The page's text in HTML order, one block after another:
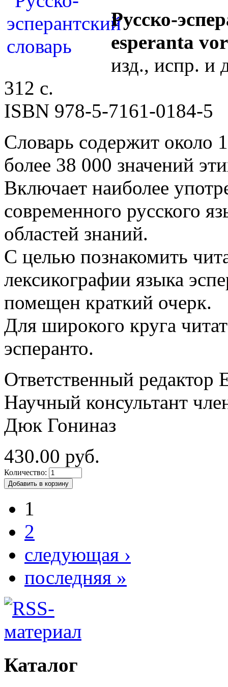
Русско-
esperanta
изд., испр.
312 с.
ISBN 978-5-7161-0184-5
Словарь содержит около
более 38 000 значений
Включает наиболее
современного русского
областей знаний.
С целью познакомить
лексикографии языка
помещен краткий очерк.
Для широкого круга
эсперанто.
Ответственный редактор
Научный консультант
Дюк Гониназ
430.00 руб.
Количество:
1
2
следующая ›
последняя »
Каталог